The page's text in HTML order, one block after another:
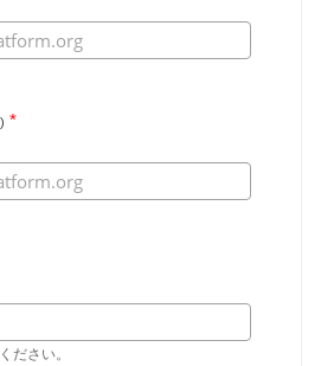
*
ださい。